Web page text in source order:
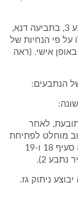
לעניין חיובם האישי של נתבע 2 ו-נתבע 3, בתביעה דנא,
על פי הנחיות של
אישי. (ראה
הנתבעים:
נתבע 2, לבית התובעת, לאחר
מוחלט לפתיחת
הדלת וביצוע הבדיקות החיוניות. (ראה סעיף 18 ו-19
ניתוק גז.